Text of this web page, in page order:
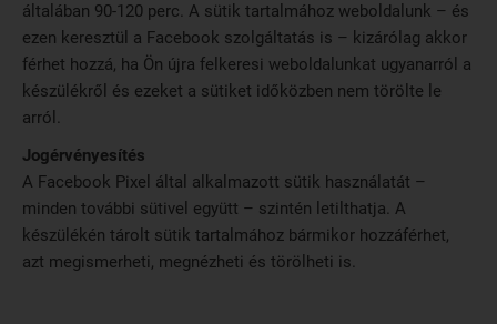
általában 90-120 perc. A sütik tartalmához weboldalunk – és
ezen keresztül a Facebook szolgáltatás is – kizárólag akkor
férhet hozzá, ha Ön újra felkeresi weboldalunkat ugyanarról a
készülékről és ezeket a sütiket időközben nem törölte le
arról.
Jogérvényesítés
A Facebook Pixel által alkalmazott sütik használatát –
minden további sütivel együtt – szintén letilthatja. A
készülékén tárolt sütik tartalmához bármikor hozzáférhet,
azt megismerheti, megnézheti és törölheti is.